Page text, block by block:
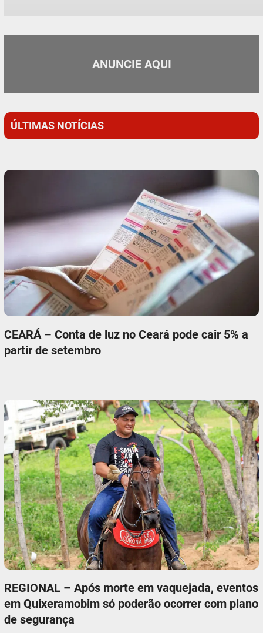
ANUNCIE AQUI
ÚLTIMAS NOTÍCIAS
CEARÁ – Conta de luz no Ceará pode cair 5% a
partir de setembro
REGIONAL – Após morte em vaquejada, eventos
em Quixeramobim só poderão ocorrer com plano
de segurança